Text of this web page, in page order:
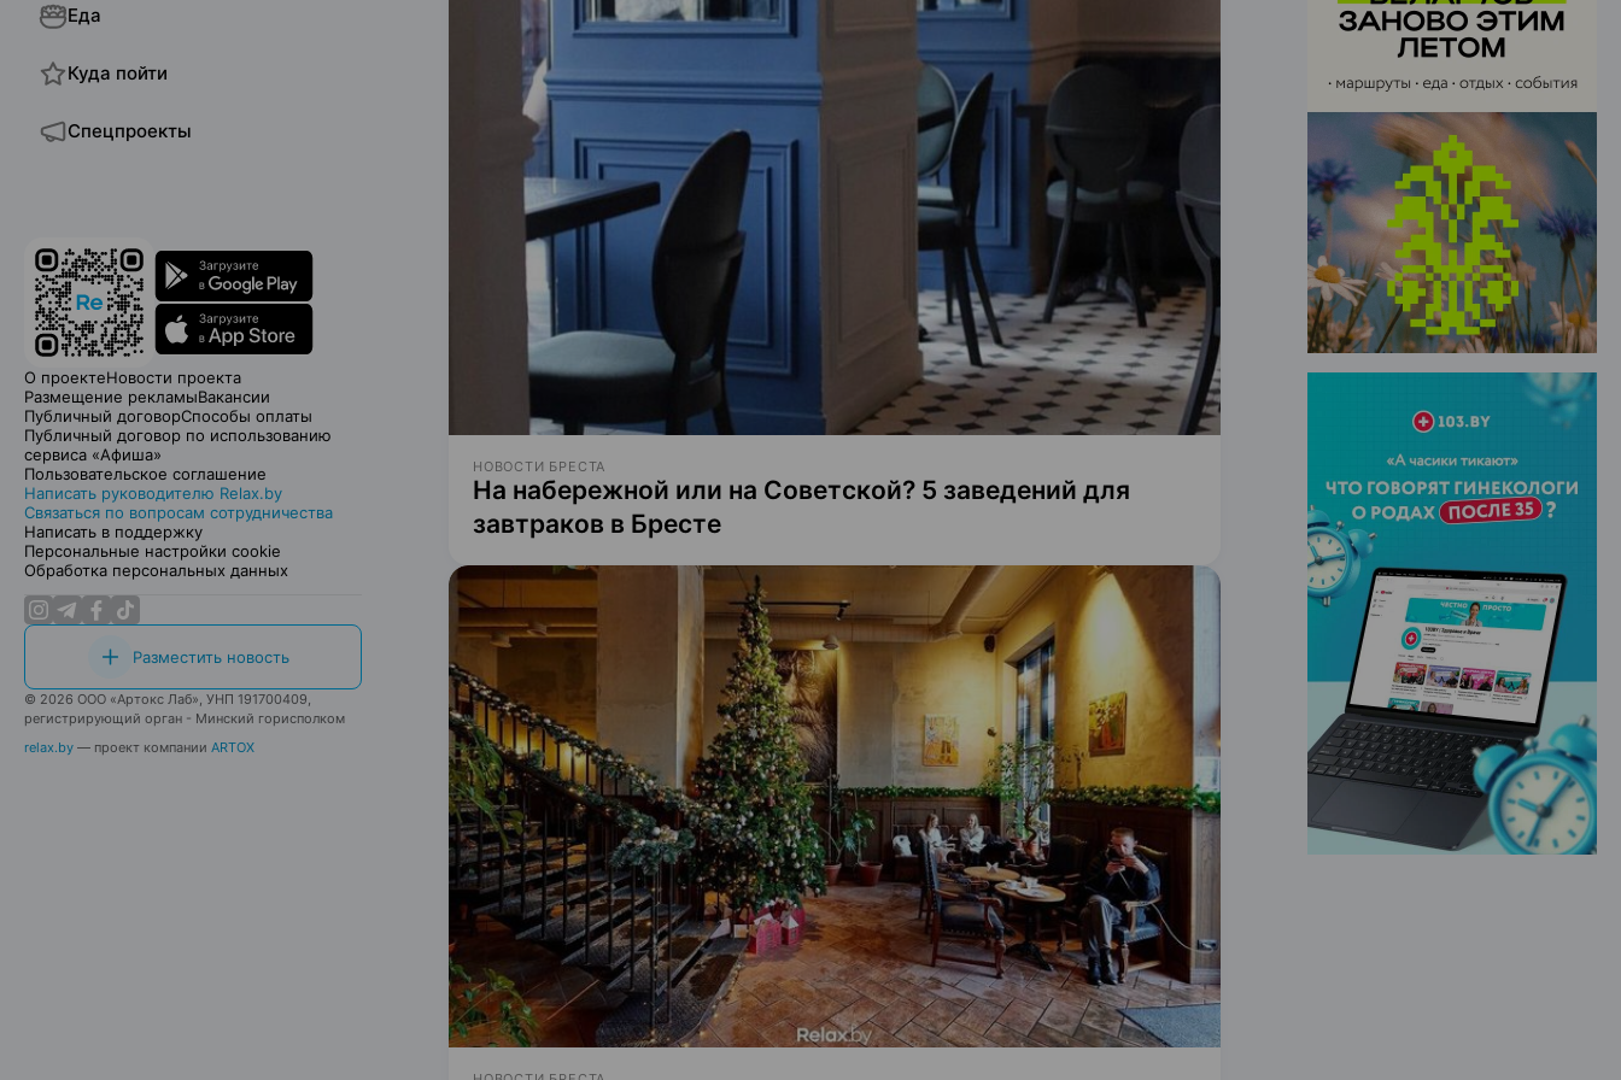
Еда
Куда пойти
Спецпроекты
О проектеНовости проекта
Размещение рекламыВакансии
Публичный договорСпособы оплаты
Публичный договор по использованию
сервиса «Афиша»
Пользовательское соглашение
Написать руководителю Relax.by
Связаться по вопросам сотрудничества
Написать в поддержку
Персональные настройки cookie
Обработка персональных данных
Разместить новость
© 2026 ООО «Артокс Лаб», УНП 191700409,
регистрирующий орган - Минский горисполком
relax.by — проект компании ARTOX
НОВОСТИ БРЕСТА
На набережной или на Советской? 5 заведений для
завтраков в Бресте
ЭФФЕКТИВНАЯ РЕКЛАМА НА САЙТЕ
ЭФФЕКТИВНАЯ РЕКЛАМА НА САЙТЕ